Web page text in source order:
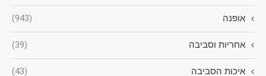
אופנה (943)
אחריות וסביבה (39)
איכות הסביבה (43)